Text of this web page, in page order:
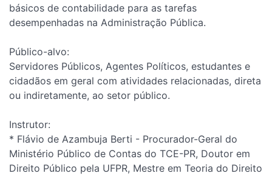
básicos de contabilidade para as tarefas
desempenhadas na Administração Pública.
Público-alvo:
Servidores Públicos, Agentes Políticos, estudantes e
cidadãos em geral com atividades relacionadas, direta
ou indiretamente, ao setor público.
Instrutor:
* Flávio de Azambuja Berti - Procurador-Geral do
Ministério Público de Contas do TCE-PR, Doutor em
Direito Público pela UFPR, Mestre em Teoria do Direito